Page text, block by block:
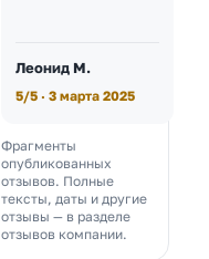
Леонид М.
5/5 · 3 марта 2025
Фрагменты
опубликованных
отзывов. Полные
тексты, даты и другие
отзывы — в разделе
отзывов компании.